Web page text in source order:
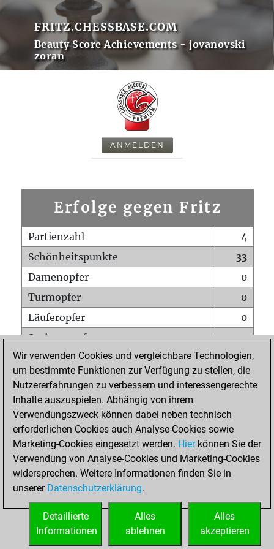
FRITZ.CHESSBASE.COM
Beauty Score Achievements - jovanovski
zoran
ANMELDEN
Erfolge gegen Fritz
Partienzahl
4
Schönheitspunkte
33
Damenopfer
0
Turmopfer
0
Läuferopfer
0
Springeropfer
2
Bauernopfer
0
Matt auf vollem Brett
0
Bauer setzt Matt
Erstickte Matts
Unterverwandlungen
0
Türme auf der siebten
0
STARTSEITE
Wir verwenden Cookies und vergleichbare Technologien,
um bestimmte Funktionen zur Verfügung zu stellen, die
Nutzererfahrungen zu verbessern und interessengerechte
Inhalte auszuspielen. Abhängig von ihrem
Verwendungszweck können dabei neben technisch
erforderlichen Cookies auch Analyse-Cookies sowie
Marketing-Cookies eingesetzt werden. Hierkönnen Sie der
Verwendung von Analyse-Cookies und Marketing-Cookies
widersprechen. Weitere Informationen finden Sie in
unserer Datenschutzerklärung.
Alles
akzeptieren
Alles
ablehnen
Detaillierte
Informationen